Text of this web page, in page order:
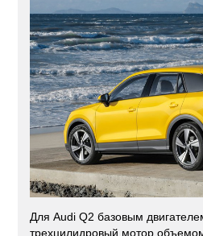
Для Audi Q2 базовым
трехцилидровый мотор